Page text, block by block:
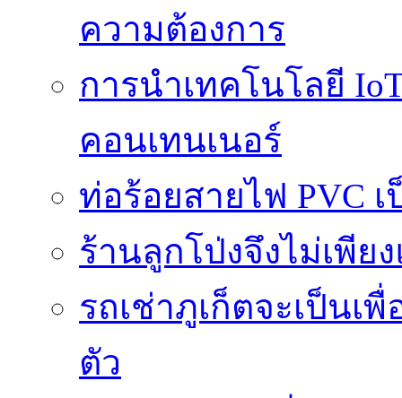
ความต้องการ
การนำเทคโนโลยี
คอนเทนเนอร์
ท่อร้อยสายไฟ PVC
ร้านลูกโป่งจึงไม่เพีย
รถเช่าภูเก็ตจะเป็น
ตัว